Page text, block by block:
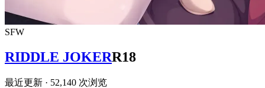
SFW
RIDDLE JOKERR18
最近更新 · 52,140 次浏览